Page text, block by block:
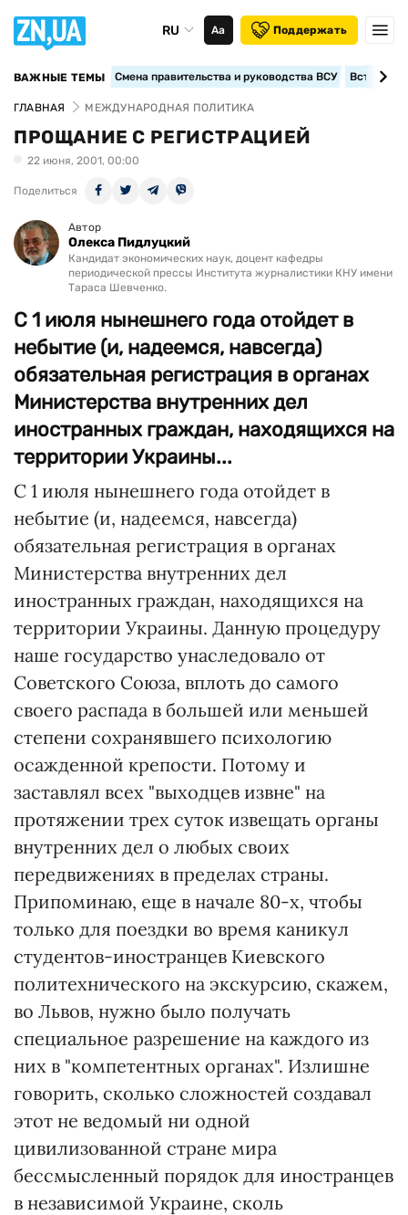
RU Аа Поддержать
ВАЖНЫЕ ТЕМЫ Смена правительства и руководства ВСУ
ГЛАВНАЯ МЕЖДУНАРОДНАЯ ПОЛИТИКА
ПРОЩАНИЕ С РЕГИСТРАЦИЕЙ
22 июня, 2001, 00:00
Поделиться
Автор
Олекса Пидлуцкий
Кандидат экономических наук, доцент кафедры
периодической прессы Института журналистики КНУ имени
Тараса Шевченко.
С 1 июля нынешнего года отойдет в
небытие (и, надеемся, навсегда)
обязательная регистрация в органах
Министерства внутренних дел
иностранных граждан, находящихся на
территории Украины...
С 1 июля нынешнего года отойдет в
небытие (и, надеемся, навсегда)
обязательная регистрация в органах
Министерства внутренних дел
иностранных граждан, находящихся на
территории Украины. Данную процедуру
наше государство унаследовало от
Советского Союза, вплоть до самого
своего распада в большей или меньшей
степени сохранявшего психологию
осажденной крепости. Потому и
заставлял всех "выходцев извне" на
протяжении трех суток извещать органы
внутренних дел о любых своих
передвижениях в пределах страны.
Припоминаю, еще в начале 80-х, чтобы
только для поездки во время каникул
студентов-иностранцев Киевского
политехнического на экскурсию, скажем,
во Львов, нужно было получать
специальное разрешение на каждого из
них в "компетентных органах". Излишне
говорить, сколько сложностей создавал
этот не ведомый ни одной
цивилизованной стране мира
бессмысленный порядок для иностранцев
в независимой Украине, сколь